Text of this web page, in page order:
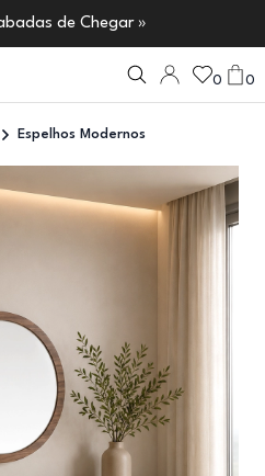
de Chegar »
0 0
Espelhos Modernos